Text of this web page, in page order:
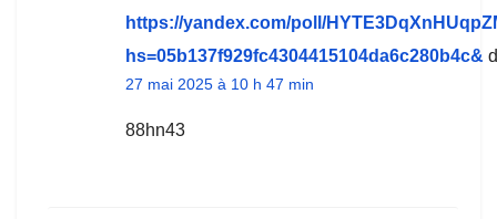
https://yandex.com/poll/
hs=05b137f929fc4304415104da6c280b4c&
27 mai 2025 à 10 h 47 min
88hn43